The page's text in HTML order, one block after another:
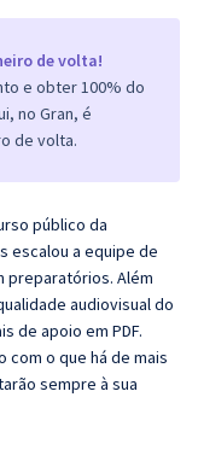
de volta!
e obter 100% do
no Gran, é
de volta.
público da
escalou a equipe de
preparatórios. Além
audiovisual do
de apoio em PDF.
com o que há de mais
sempre à sua